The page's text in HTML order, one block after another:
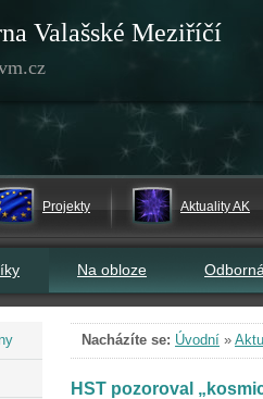
Valašské Meziříčí
Projekty Aktuality AK
Na obloze
Nacházíte se: Úvodní »
HST pozoroval